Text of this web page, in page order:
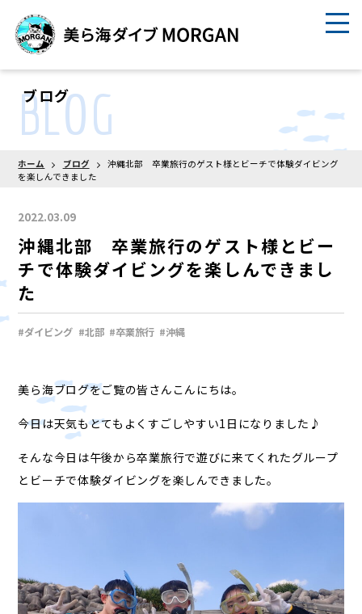
ブログ
BLOG
ホーム ブログ
沖縄北部 卒業旅行のゲスト様とビーチで体験ダイビング
を楽しんできました
2022.03.09
沖縄北部 卒業旅行のゲスト様とビー
チで体験ダイビングを楽しんできまし
た
#ダイビング #北部 #卒業旅行 #沖縄
美ら海ブログをご覧の皆さんこんにちは。
今日は天気もとてもよくすごしやすい1日になりました♪
そんな今日は午後から卒業旅行で遊びに来てくれたグループ
とビーチで体験ダイビングを楽しんできました。